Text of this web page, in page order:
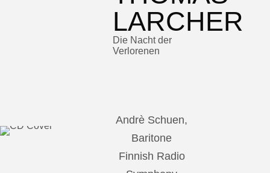
LARCHER
Die Nacht der
Verlorenen
Andrè Schuen,
Baritone
Finnish Radio